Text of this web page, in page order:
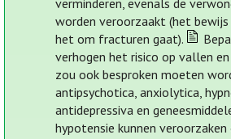
verminderen, evenals de
worden veroorzaakt (het
het om fracturen gaat).
verhogen het risico op vallen
zou ook besproken moeten
antipsychotica, anxiolytica,
antidepressiva en
hypotensie kunnen